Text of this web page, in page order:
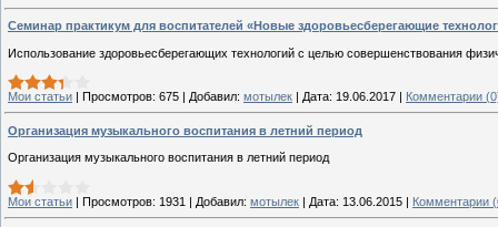
Семинар практикум для воспитателей «Новые здоровьесберегающие
Использование здоровьесберегающих технологий с целью совершенствования
Мои статьи | Просмотров: 675 | Добавил: мотылек | Дата: 19.06.2017 | Комментарии
Организация музыкального воспитания в летний период
Организация музыкального воспитания в летний период
Мои статьи | Просмотров: 1931 | Добавил: мотылек | Дата: 13.06.2015 | Комментарии